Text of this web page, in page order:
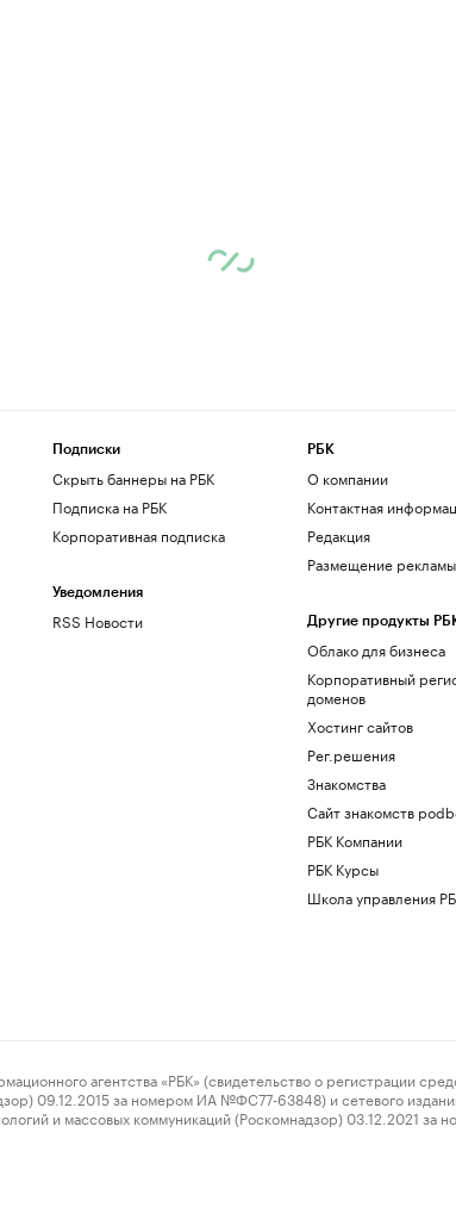
Подписки
Скрыть баннеры на РБК
Подписка на РБК
Корпоративная подписка
Уведомления
RSS Новости
РБК
О компании
Контактная
Редакция
Размещение рекламы
Другие продукты
Облако для бизнеса
Корпоративный
доменов
Хостинг сайтов
Рег.решения
Знакомства
Сайт знакомств
РБК Компании
РБК Курсы
Школа управления
агентства «РБК» (свидетельство о регистрации
09.12.2015 за номером ИА №ФС77-63848) и сетевого
и массовых коммуникаций (Роскомнадзор) 03.12.2021